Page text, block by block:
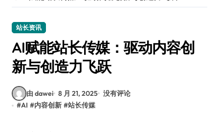
站长资讯
AI赋能站长传媒：驱动内容创
新与创造力飞跃
由 dawei 8 月 21, 2025 没有评论
#AI #内容创新 #站长传媒